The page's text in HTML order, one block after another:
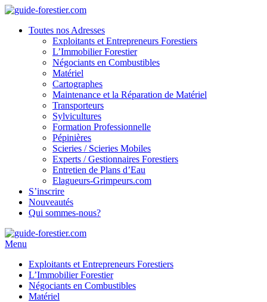
Toutes nos Adresses
Exploitants et Entrepreneurs Forestiers
L’Immobilier Forestier
Négociants en Combustibles
Matériel
Cartographes
Maintenance et la Réparation de Matériel
Transporteurs
Sylvicultures
Formation Professionnelle
Pépinières
Scieries / Scieries Mobiles
Experts / Gestionnaires Forestiers
Entretien de Plans d’Eau
Elagueurs-Grimpeurs.com
S’inscrire
Nouveautés
Qui sommes-nous?
Menu
Exploitants et Entrepreneurs Forestiers
L’Immobilier Forestier
Négociants en Combustibles
Matériel